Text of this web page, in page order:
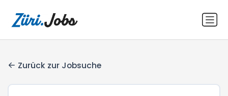
Zurück zur Jobsuche